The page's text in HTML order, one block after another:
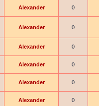
Alexander 0
Alexander 0
Alexander 0
Alexander 0
Alexander 0
Alexander 0